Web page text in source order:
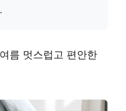
름 멋스럽고 편안한